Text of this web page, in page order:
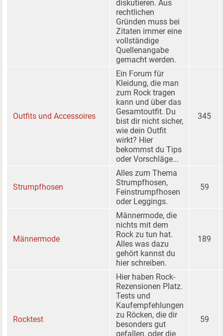
diskutieren. Aus
rechtlichen
Gründen muss bei
Zitaten immer eine
vollständige
Quellenangabe
gemacht werden.
Outfits und Accessoires
Ein Forum für
Kleidung, die man
zum Rock tragen
kann und über das
Gesamtoutfit. Du
bist dir nicht sicher,
wie dein Outfit
wirkt? Hier
bekommst du Tips
oder Vorschläge...
345
Strumpfhosen
Alles zum Thema
Strumpfhosen,
Feinstrumpfhosen
oder Leggings.
59
Männermode
Männermode, die
nichts mit dem
Rock zu tun hat.
Alles was dazu
gehört kannst du
hier schreiben.
189
Rocktest
Hier haben Rock-
Rezensionen Platz.
Tests und
Kaufempfehlungen
zu Röcken, die dir
besonders gut
gefallen, oder die
59